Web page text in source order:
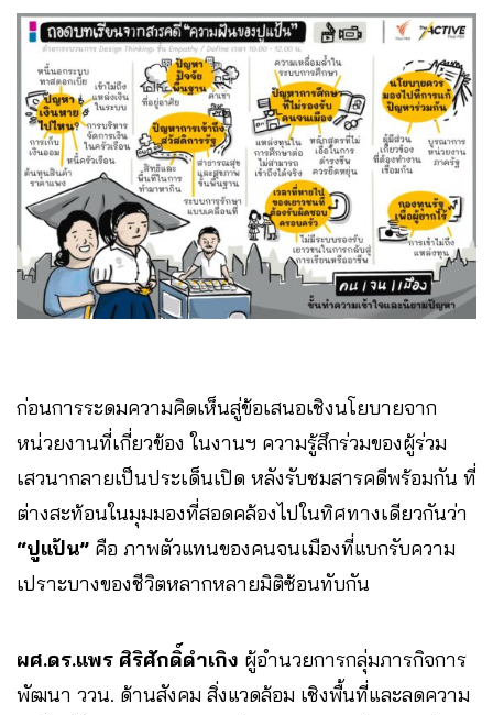
ก่อนการระดมความคิดเห็นสู่ข้อเสนอเชิงนโยบายจาก
หน่วยงานที่เกี่ยวข้อง ในงานฯ ความรู้สึกร่วมของผู้ร่วม
เสวนากลายเป็นประเด็นเปิด หลังรับชมสารคดีพร้อมกัน ที่
ต่างสะท้อนในมุมมองที่สอดคล้องไปในทิศทางเดียวกันว่า
“ปูแป้น” คือ ภาพตัวแทนของคนจนเมืองที่แบกรับความ
เปราะบางของชีวิตหลากหลายมิติซ้อนทับกัน
ผศ.ดร.แพร ศิริศักดิ์ดำเกิง ผู้อำนวยการกลุ่มภารกิจการ
พัฒนา ววน. ด้านสังคม สิ่งแวดล้อม เชิงพื้นที่และลดความ